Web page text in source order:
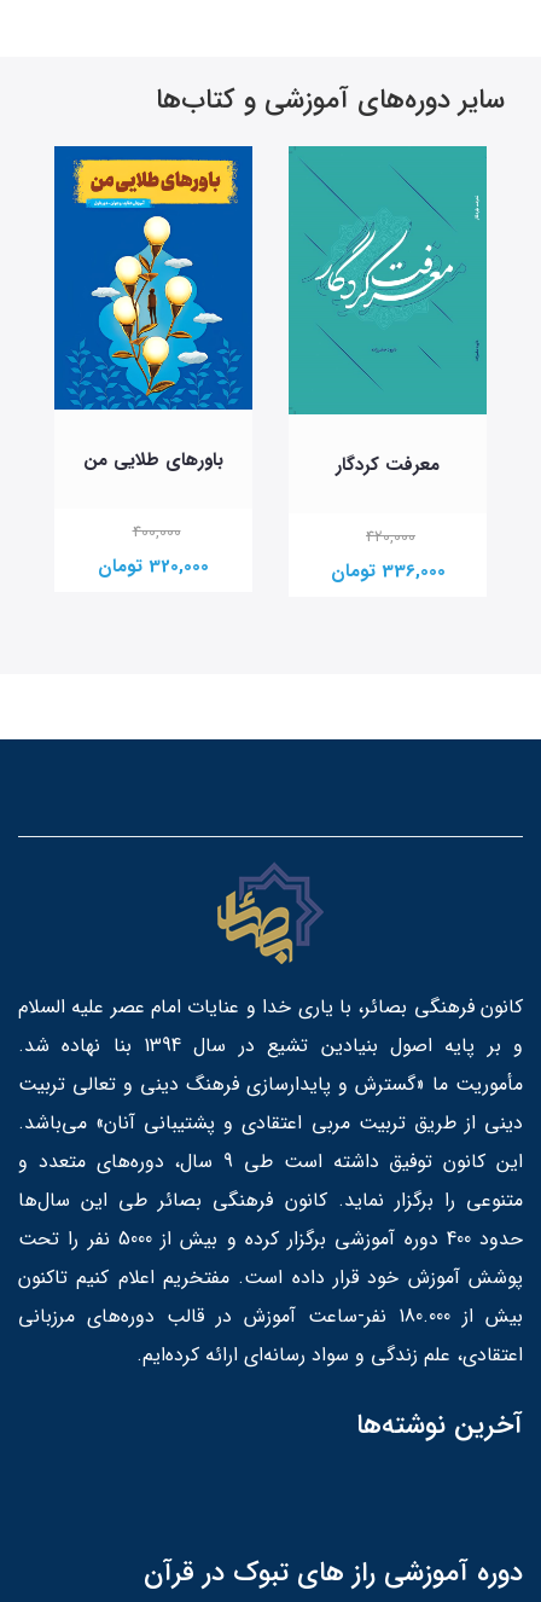
سایر دوره‌های آموزشی و کتاب‌ها
معرفت کردگار
420,000
336,000 تومان
باورهای طلایی من
400,000
320,000 تومان
کانون فرهنگی بصائر، با یاری خدا و عنایات امام عصر علیه السلام
و بر پایه اصول بنیادین تشیع در سال 1394 بنا نهاده شد.
مأموریت ما «گسترش و پایدارسازی فرهنگ دینی و تعالی تربیت
دینی از طریق تربیت مربی اعتقادی و پشتیبانی آنان» می‌باشد.
این کانون توفیق داشته است طی 9 سال، دوره‌های متعدد و
متنوعی را برگزار نماید. کانون فرهنگی بصائر طی این سال‌ها
حدود 400 دوره آموزشی برگزار کرده و بیش از 5000 نفر را تحت
پوشش آموزش خود قرار داده است. مفتخریم اعلام کنیم تاکنون
بیش از 180.000 نفر-ساعت آموزش در قالب دوره‌های مرزبانی
اعتقادی، علم زندگی و سواد رسانه‌ای ارائه کرده‌ایم.
آخرین نوشته‌ها
دوره آموزشی راز های تبوک در قرآن